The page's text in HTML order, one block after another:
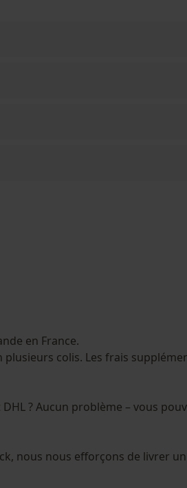
en France.
colis. Les frais
? Aucun problème – vous
nous nous efforçons de livrer